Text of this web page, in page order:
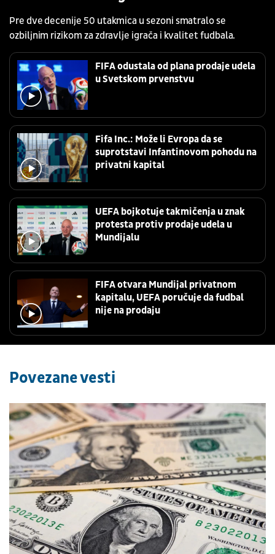
Pre dve decenije 50 utakmica u sezoni smatralo se
ozbiljnim rizikom za zdravlje igrača i kvalitet fudbala.
FIFA odustala od plana prodaje udela
u Svetskom prvenstvu
Fifa Inc.: Može li Evropa da se
suprotstavi Infantinovom pohodu na
privatni kapital
UEFA bojkotuje takmičenja u znak
protesta protiv prodaje udela u
Mundijalu
FIFA otvara Mundijal privatnom
kapitalu, UEFA poručuje da fudbal
nije na prodaju
Povezane vesti